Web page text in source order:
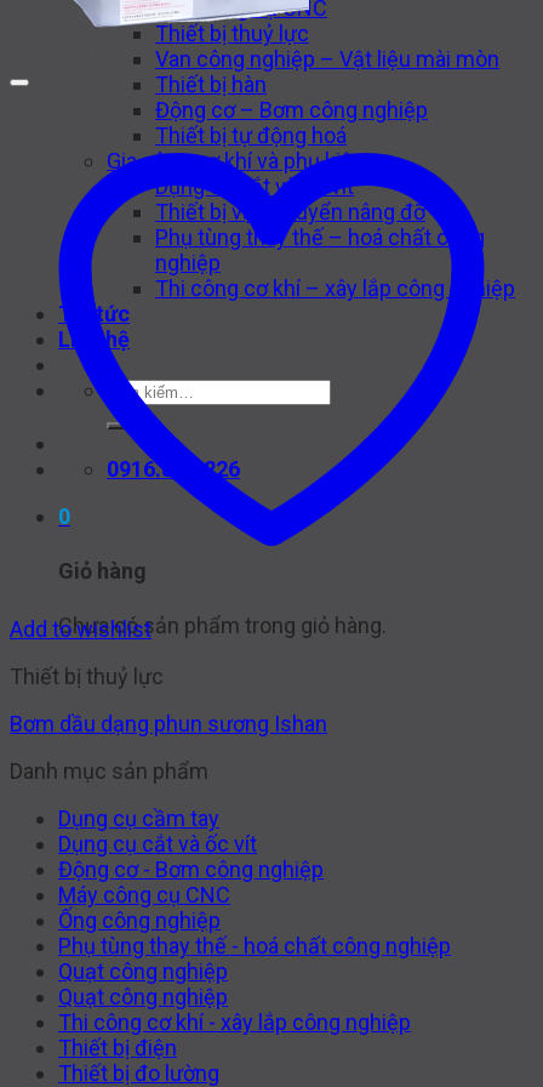
Máy công cụ CNC
Thiết bị thuỷ lực
Van công nghiệp – Vật liệu mài mòn
Thiết bị hàn
Động cơ – Bơm công nghiệp
Thiết bị tự động hoá
Gia công cơ khí và phụ kiện
Dụng cụ cắt và ốc vít
Thiết bị vận chuyển nâng đỡ
Phụ tùng thay thế – hoá chất công
nghiệp
Thi công cơ khí – xây lắp công nghiệp
Tin tức
Liên hệ
Tìm
kiếm:
0916.841.226
0
Giỏ hàng
Chưa có sản phẩm trong giỏ hàng.
Add to wishlist
Thiết bị thuỷ lực
Bơm dầu dạng phun sương Ishan
Danh mục sản phẩm
Dụng cụ cầm tay
Dụng cụ cắt và ốc vít
Động cơ - Bơm công nghiệp
Máy công cụ CNC
Ống công nghiệp
Phụ tùng thay thế - hoá chất công nghiệp
Quạt công nghiệp
Quạt công nghiệp
Thi công cơ khí - xây lắp công nghiệp
Thiết bị điện
Thiết bị đo lường